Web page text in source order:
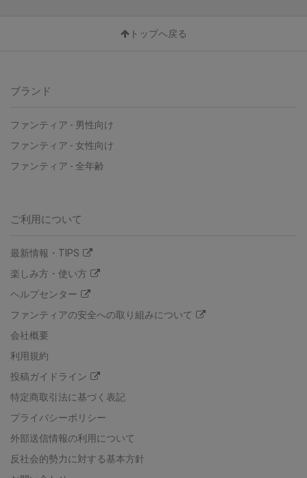
トップへ戻る
ブランド
ファンティア - 男性向け
ファンティア - 女性向け
ファンティア - 全年齢
ご利用について
最新情報・TIPS
楽しみ方・使い方
ヘルプセンター
ファンティアの安全への取り組みについて
会社概要
利用規約
投稿ガイドライン
特定商取引法に基づく表記
プライバシーポリシー
外部送信情報の利用について
反社会的勢力に対する基本方針